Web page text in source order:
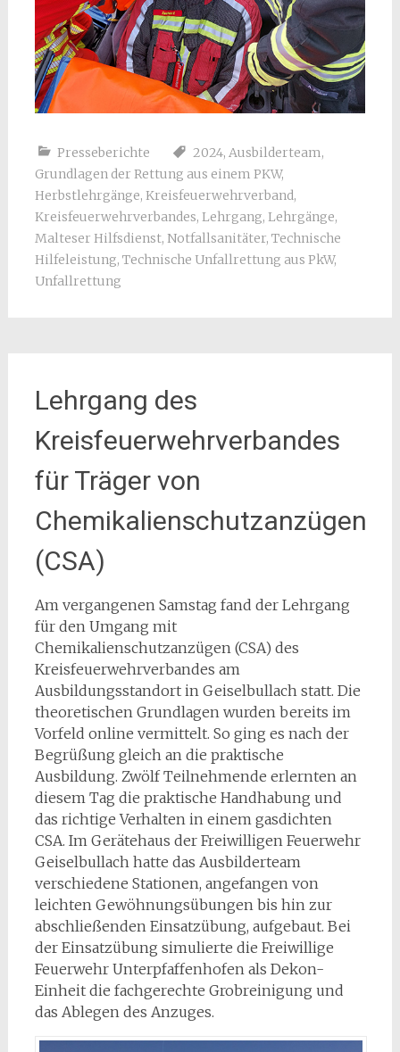
Presseberichte 2024, Ausbilderteam,
Grundlagen der Rettung aus einem PKW,
Herbstlehrgänge, Kreisfeuerwehrverband,
Kreisfeuerwehrverbandes, Lehrgang, Lehrgänge,
Malteser Hilfsdienst, Notfallsanitäter, Technische
Hilfeleistung, Technische Unfallrettung aus PkW,
Unfallrettung
Lehrgang des
Kreisfeuerwehrverbandes
für Träger von
Chemikalienschutzanzügen
(CSA)
Am vergangenen Samstag fand der Lehrgang
für den Umgang mit
Chemikalienschutzanzügen (CSA) des
Kreisfeuerwehrverbandes am
Ausbildungsstandort in Geiselbullach statt. Die
theoretischen Grundlagen wurden bereits im
Vorfeld online vermittelt. So ging es nach der
Begrüßung gleich an die praktische
Ausbildung. Zwölf Teilnehmende erlernten an
diesem Tag die praktische Handhabung und
das richtige Verhalten in einem gasdichten
CSA. Im Gerätehaus der Freiwilligen Feuerwehr
Geiselbullach hatte das Ausbilderteam
verschiedene Stationen, angefangen von
leichten Gewöhnungsübungen bis hin zur
abschließenden Einsatzübung, aufgebaut. Bei
der Einsatzübung simulierte die Freiwillige
Feuerwehr Unterpfaffenhofen als Dekon-
Einheit die fachgerechte Grobreinigung und
das Ablegen des Anzuges.